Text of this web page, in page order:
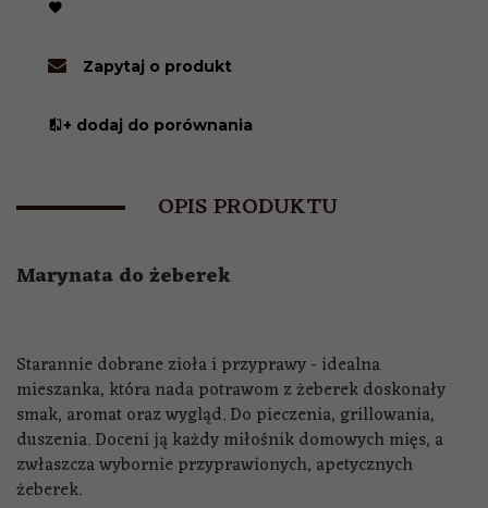
Zapytaj o produkt
+ dodaj do porównania
OPIS PRODUKTU
Marynata do żeberek
Starannie dobrane zioła i przyprawy - idealna
mieszanka, która nada potrawom z żeberek doskonały
smak, aromat oraz wygląd. Do pieczenia, grillowania,
duszenia. Doceni ją każdy miłośnik domowych mięs, a
zwłaszcza wybornie przyprawionych, apetycznych
żeberek.